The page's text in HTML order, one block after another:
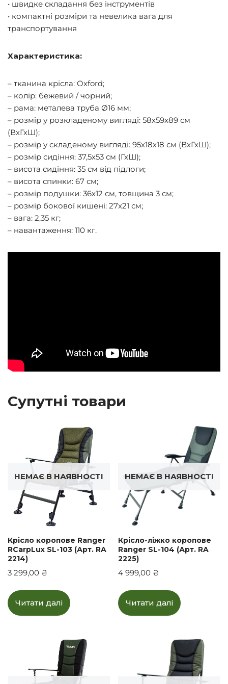
• швидке складання без інструментів
• компактні розміри та невелика вага для
транспортування
Характеристика:
– тканина крісла: Oxford;
– колір: бежевий / чорний;
– рама: металева труба Ø16 мм;
– розмір у розкладеному вигляді: 58х59х89 см
(ВхГхШ);
– розмір у складеному вигляді: 95х18х18 см (ВхГхШ);
– розмір сидіння: 37,5х53 см (ГхШ);
– висота сидіння: 35 см від підлоги;
– висота спинки: 67 см;
– розмір подушки: 36х12 см, товщина 3 см;
– розмір бокової кишені: 27х21 см;
– вага: 2,35 кг;
– навантаження: 110 кг.
Супутні товари
НЕМАЄ В НАЯВНОСТІ
Крісло коропове Ranger
RCarpLux SL-103 (Арт. RA
2214)
3 299,00 ₴
Читати далі
НЕМАЄ В НАЯВНОСТІ
Крісло-ліжко коропове
Ranger SL-104 (Арт. RA
2225)
4 999,00 ₴
Читати далі